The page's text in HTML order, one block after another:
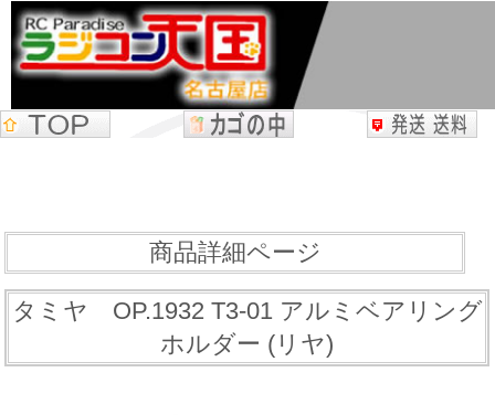
商品詳細ページ
タミヤ OP.1932 T3-01 アルミベアリング
ホルダー (リヤ)